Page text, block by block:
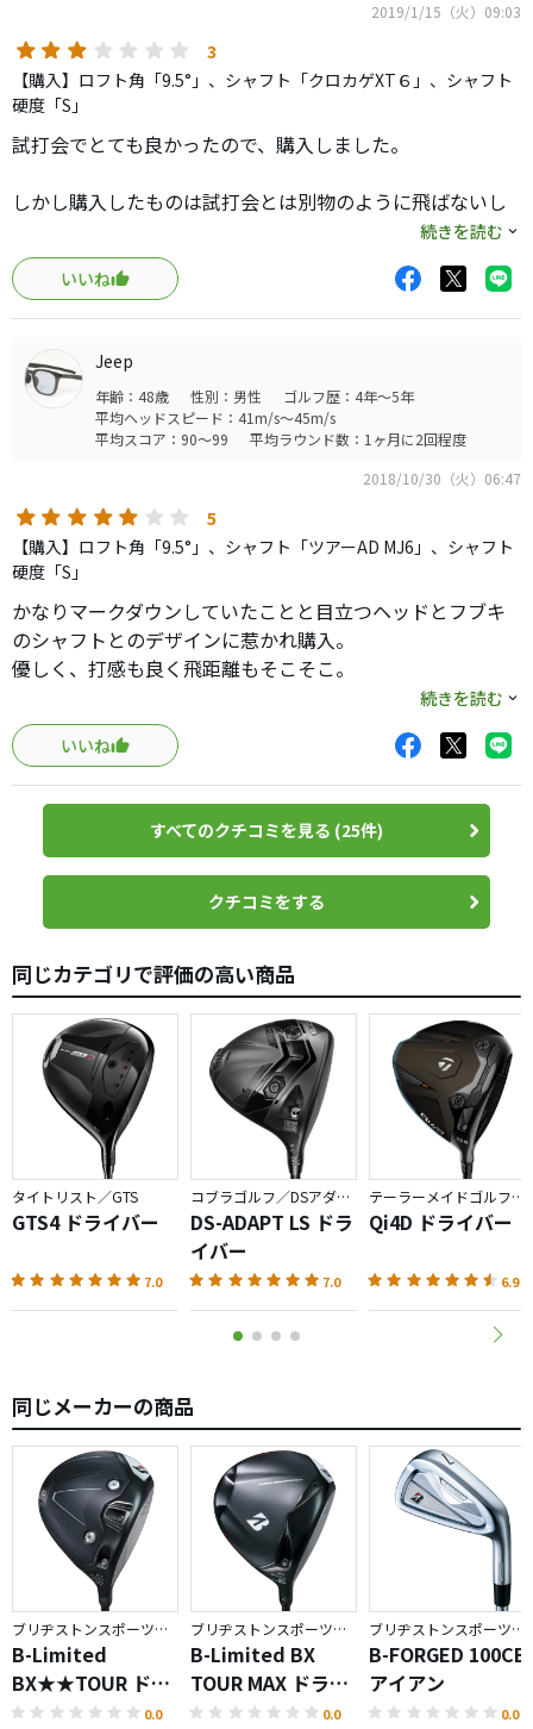
2019/1/15（火）09:03
3
【購入】ロフト角「9.5°」、シャフト「クロカゲXT６」、シャフト
硬度「S」
試打会でとても良かったので、購入しました。
しかし購入したものは試打会とは別物のように飛ばないし
J815は打感がしっとりして打感は良いです。
ヘッドのカラーは慣れれば違和感ありません。
普通だと思います。 左に少し行きやすいかな。スライサ
ーの私でも
続きを読む
いいね
Jeep
年齢：48歳 性別：男性
ゴルフ歴：4年～5年
平均ヘッドスピード：41m/s～45m/s
平均スコア：90～99
平均ラウンド数：1ヶ月に2回程度
2018/10/30（火）06:47
5
【購入】ロフト角「9.5°」、シャフト「ツアーAD MJ6」、シャフト
硬度「S」
かなりマークダウンしていたことと目立つヘッドとフブキ
のシャフトとのデザインに惹かれ購入。
優しく、打感も良く飛距離もそこそこ。
ただ 球が高く飛距離をロスしていたためシャフトをMJ6へ
変更したところ 弾道が落ち着き飛距離アップ。
続きを読む
いいね
すべてのクチコミを見る (25件)
クチコミをする
同じカテゴリで評価の高い商品
タイトリスト／GTS
GTS4 ドライバー
7.0
コブラゴルフ／DSアダプト
DS-ADAPT LS ドラ
イバー
7.0
テーラーメイドゴルフ／Qi4D
Qi4D ドライバー
6.9
同じメーカーの商品
ブリヂストンスポーツ／BX
B-Limited
BX★★TOUR ドラ
イバー
0.0
ブリヂストンスポーツ／BX
B-Limited BX
TOUR MAX ドライ
バー
0.0
ブリヂストンスポーツ／BRIDGESTONE GOLF TOUR B
B-FORGED 100CB
アイアン
0.0